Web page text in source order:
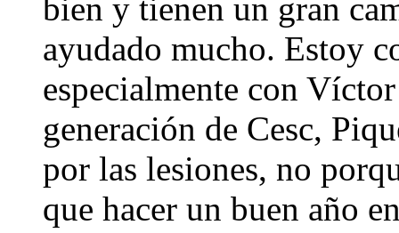
bien y tienen un gran
ayudado mucho. Estoy
especialmente con
generación de Cesc,
por las lesiones, no
que hacer un buen año